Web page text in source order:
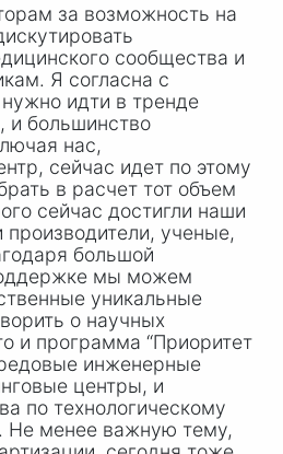
за возможность на
сообщества и
Я согласна с
идти в тренде
и большинство
нас,
сейчас идет по этому
в расчет тот объем
сейчас достигли наши
производители, ученые,
большой
мы можем
уникальные
о научных
и программа “Приоритет
инженерные
центры, и
по технологическому
Не менее важную тему,